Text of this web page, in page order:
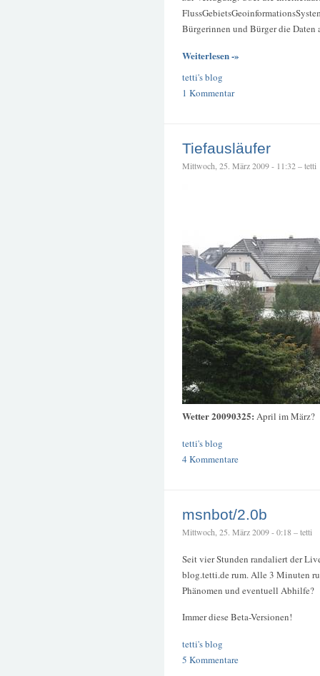
Bürgerinnen und Bürger die
Weiterlesen -»
tetti's blog
1 Kommentar
Tiefausläufer
Mittwoch, 25. März 2009 - 11:32 – tetti
Wetter 20090325: April im März?
tetti's blog
4 Kommentare
msnbot/2.0b
Mittwoch, 25. März 2009 - 0:18 – tetti
Seit vier Stunden randaliert der
blog.tetti.de rum. Alle 3 Minuten
Phänomen und eventuell Abhilfe?
Immer diese Beta-Versionen!
tetti's blog
5 Kommentare